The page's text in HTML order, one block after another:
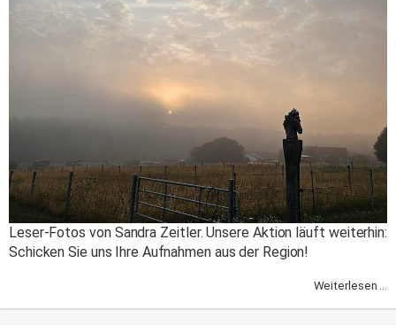
Leser-Fotos von Sandra Zeitler. Unsere Aktion läuft weiterhin:
Schicken Sie uns Ihre Aufnahmen aus der Region!
Weiterlesen ...